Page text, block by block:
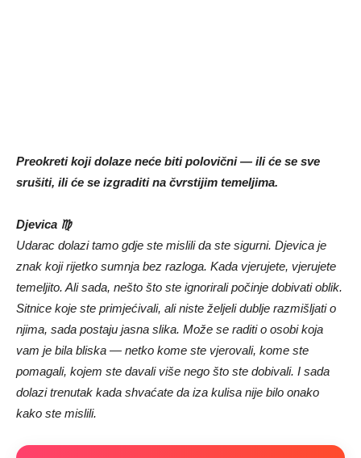
Preokreti koji dolaze neće biti polovični — ili će se sve
srušiti, ili će se izgraditi na čvrstijim temeljima.
Djevica ♍
Udarac dolazi tamo gdje ste mislili da ste sigurni. Djevica je
znak koji rijetko sumnja bez razloga. Kada vjerujete, vjerujete
temeljito. Ali sada, nešto što ste ignorirali počinje dobivati oblik.
Sitnice koje ste primjećivali, ali niste željeli dublje razmišljati o
njima, sada postaju jasna slika. Može se raditi o osobi koja
vam je bila bliska — netko kome ste vjerovali, kome ste
pomagali, kojem ste davali više nego što ste dobivali. I sada
dolazi trenutak kada shvaćate da iza kulisa nije bilo onako
kako ste mislili.